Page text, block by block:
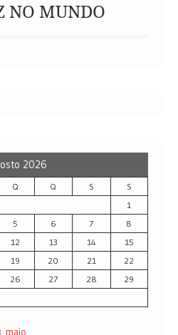
NO MUNDO
2026
Q Q S
S
1
5 6 7
8
12 13 14
15
19 20 21
22
26 27 28
29
maio